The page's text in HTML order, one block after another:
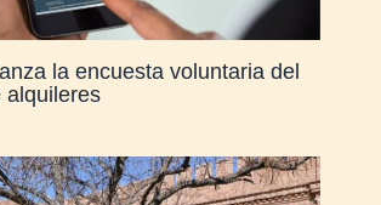
la encuesta voluntaria del
alquileres